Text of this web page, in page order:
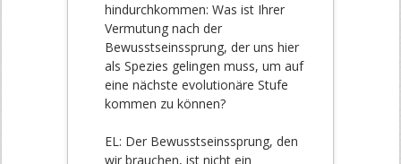
hindurchkommen: Was ist Ihrer
Vermutung nach der
Bewusstseinssprung, der uns hier
als Spezies gelingen muss, um auf
eine nächste evolutionäre Stufe
kommen zu können?
EL: Der Bewusstseinssprung, den
wir brauchen, ist nicht ein